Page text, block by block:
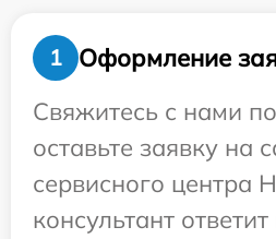
1
Оформление
Свяжитесь с нами
оставьте заявку на
сервисного центра
консультант